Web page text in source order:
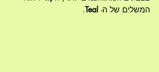
המשלים של ה- Teal
.